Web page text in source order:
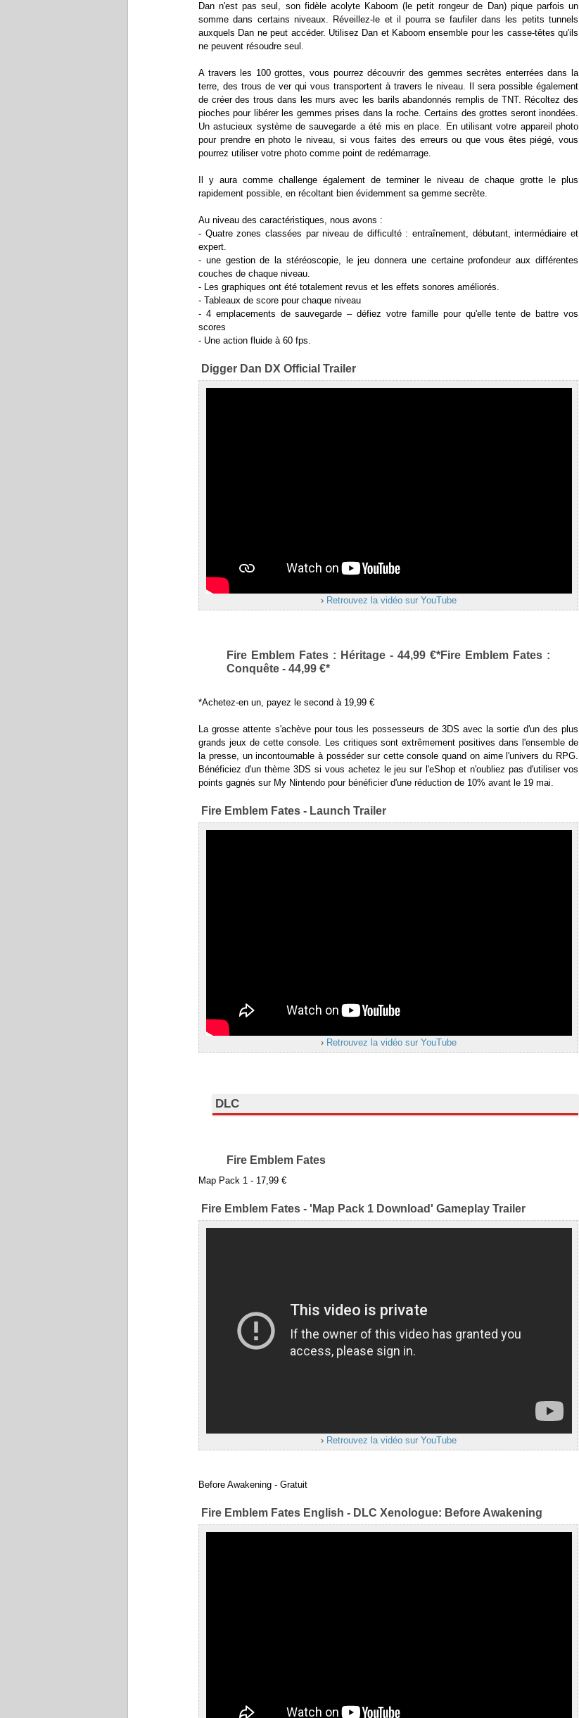
Dan n'est pas seul, son fidèle acolyte Kaboom (le petit rongeur de Dan) pique parfois un
somme dans certains niveaux. Réveillez-le et il pourra se faufiler dans les petits tunnels
auxquels Dan ne peut accéder. Utilisez Dan et Kaboom ensemble pour les casse-têtes qu'ils
ne peuvent résoudre seul.
A travers les 100 grottes, vous pourrez découvrir des gemmes secrètes enterrées dans la
terre, des trous de ver qui vous transportent à travers le niveau. Il sera possible également
de créer des trous dans les murs avec les barils abandonnés remplis de TNT. Récoltez des
pioches pour libérer les gemmes prises dans la roche. Certains des grottes seront inondées.
Un astucieux système de sauvegarde a été mis en place. En utilisant votre appareil photo
pour prendre en photo le niveau, si vous faites des erreurs ou que vous êtes piégé, vous
pourrez utiliser votre photo comme point de redémarrage.
Il y aura comme challenge également de terminer le niveau de chaque grotte le plus
rapidement possible, en récoltant bien évidemment sa gemme secrète.
Au niveau des caractéristiques, nous avons :
- Quatre zones classées par niveau de difficulté : entraînement, débutant, intermédiaire et
expert.
- une gestion de la stéréoscopie, le jeu donnera une certaine profondeur aux différentes
couches de chaque niveau.
- Les graphiques ont été totalement revus et les effets sonores améliorés.
- Tableaux de score pour chaque niveau
- 4 emplacements de sauvegarde – défiez votre famille pour qu'elle tente de battre vos
scores
- Une action fluide à 60 fps.
Digger Dan DX Official Trailer
› Retrouvez la vidéo sur YouTube
Fire Emblem Fates : Héritage - 44,99 €*Fire Emblem Fates :
Conquête - 44,99 €*
*Achetez-en un, payez le second à 19,99 €
La grosse attente s'achève pour tous les possesseurs de 3DS avec la sortie d'un des plus
grands jeux de cette console. Les critiques sont extrêmement positives dans l'ensemble de
la presse, un incontournable à posséder sur cette console quand on aime l'univers du RPG.
Bénéficiez d'un thème 3DS si vous achetez le jeu sur l'eShop et n'oubliez pas d'utiliser vos
points gagnés sur My Nintendo pour bénéficier d'une réduction de 10% avant le 19 mai.
Fire Emblem Fates - Launch Trailer
› Retrouvez la vidéo sur YouTube
DLC
Fire Emblem Fates
Map Pack 1 - 17,99 €
Fire Emblem Fates - 'Map Pack 1 Download' Gameplay Trailer
› Retrouvez la vidéo sur YouTube
Before Awakening - Gratuit
Fire Emblem Fates English - DLC Xenologue: Before Awakening